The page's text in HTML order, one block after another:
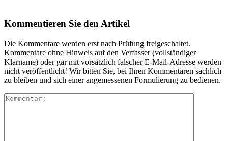
Kommentieren Sie den Artikel
Die Kommentare werden erst nach Prüfung freigeschaltet.
Kommentare ohne Hinweis auf den Verfasser (vollständiger
Klarname) oder gar mit vorsätzlich falscher E-Mail-Adresse werden
nicht veröffentlicht! Wir bitten Sie, bei Ihren Kommentaren sachlich
zu bleiben und sich einer angemessenen Formulierung zu bedienen.